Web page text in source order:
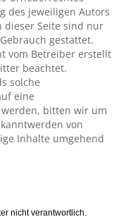
des jeweiligen Autors
dieser Seite sind nur
gestattet.
vom Betreiber erstellt
beachtet.
solche
eine
bitten wir um
von
Inhalte umgehend